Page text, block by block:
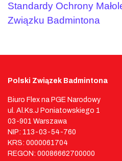
Standardy Ochrony
Związku Badmintona
Polski Związek Badmintona
Biuro Flex na PGE Narodowy
ul. Al.Ks.J Poniatowskiego 1
03-901 Warszawa
NIP: 113-03-54-760
KRS: 0000061704
REGON: 00086662700000